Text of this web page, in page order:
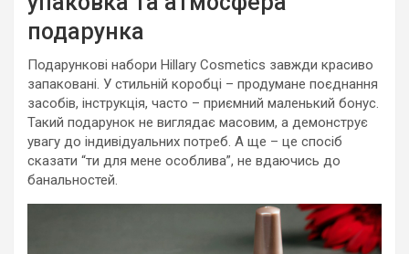
подарунка
Подарункові набори Hillary Cosmetics завжди красиво
запаковані. У стильній коробці – продумане поєднання
засобів, інструкція, часто – приємний маленький бонус.
Такий подарунок не виглядає масовим, а демонструє
увагу до індивідуальних потреб. А ще – це спосіб
сказати “ти для мене особлива”, не вдаючись до
банальностей.